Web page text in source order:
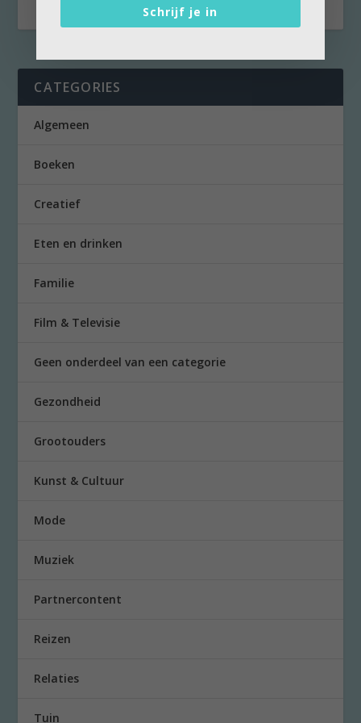
CATEGORIES
Algemeen
Boeken
Creatief
Eten en drinken
Familie
Film & Televisie
Geen onderdeel van een categorie
Gezondheid
Grootouders
Kunst & Cultuur
Mode
Muziek
Partnercontent
Reizen
Relaties
Tuin
Schrijf je in